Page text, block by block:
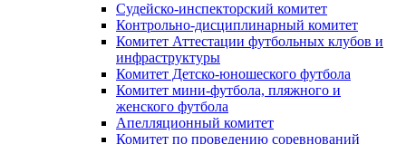
Судейско-инспекторский комитет
Контрольно-дисциплинарный комитет
Комитет Аттестации футбольных клубов и
инфраструктуры
Комитет Детско-юношеского футбола
Комитет мини-футбола, пляжного и
женского футбола
Апелляционный комитет
Комитет по проведению соревнований